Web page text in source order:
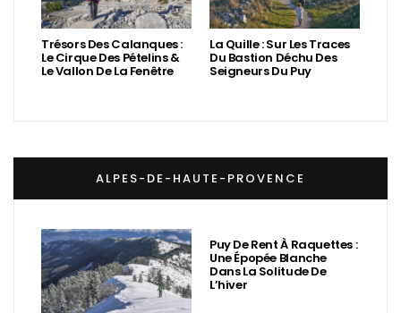
Trésors Des Calanques :
Le Cirque Des Pételins &
Le Vallon De La Fenêtre
La Quille : Sur Les Traces
Du Bastion Déchu Des
Seigneurs Du Puy
ALPES-DE-HAUTE-PROVENCE
Puy De Rent À Raquettes :
Une Épopée Blanche
Dans La Solitude De
L’hiver